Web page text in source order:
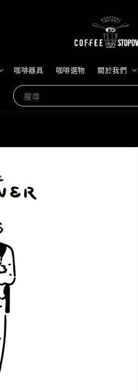
搜尋
咖啡器具 咖啡選物 關於我們